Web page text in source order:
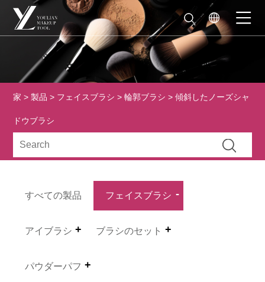
家 > 製品 > フェイスブラシ >輪郭ブラシ > 傾斜したノーズシャ
ドウブラシ
すべての製品 フェイスブラシ
アイブラシ ブラシのセット
パウダーパフ